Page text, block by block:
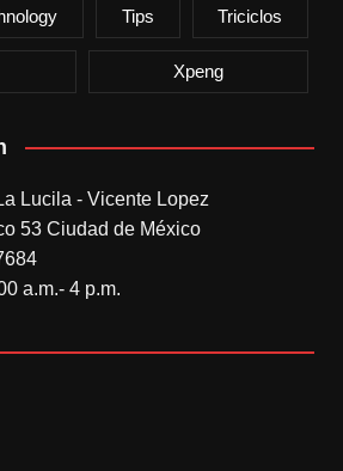
Tips Triciclos
Xpeng
Lucila - Vicente Lopez
53 Ciudad de México
a.m.- 4 p.m.